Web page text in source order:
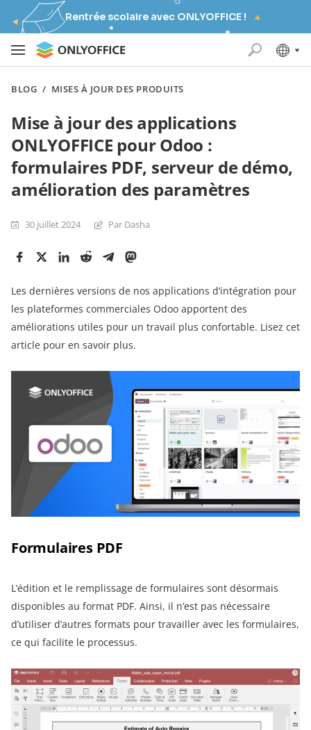
Rentrée scolaire avec ONLYOFFICE !
BLOG / MISES À JOUR DES PRODUITS
Mise à jour des applications
ONLYOFFICE pour Odoo :
formulaires PDF, serveur de démo,
amélioration des paramètres
30 juillet 2024 Par Dasha
Les dernières versions de nos applications d’intégration pour
les plateformes commerciales Odoo apportent des
améliorations utiles pour un travail plus confortable. Lisez cet
article pour en savoir plus.
Formulaires PDF
L’édition et le remplissage de formulaires sont désormais
disponibles au format PDF. Ainsi, il n’est pas nécessaire
d’utiliser d’autres formats pour travailler avec les formulaires,
ce qui facilite le processus.